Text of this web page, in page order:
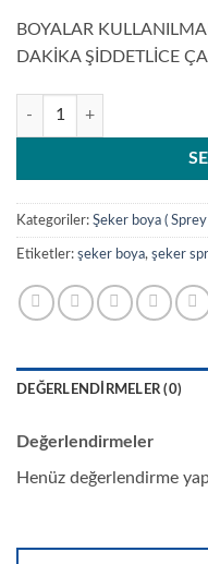
BOYALAR
DAKİKA ŞİDDETLİCE
Şeker Boya RD-1616 ( 400 ml
Kategoriler: Şeker boya ( Sprey
Etiketler: şeker boya, şeker
DEĞERLENDIRMELER (0)
Değerlendirmeler
Henüz değerlendirme